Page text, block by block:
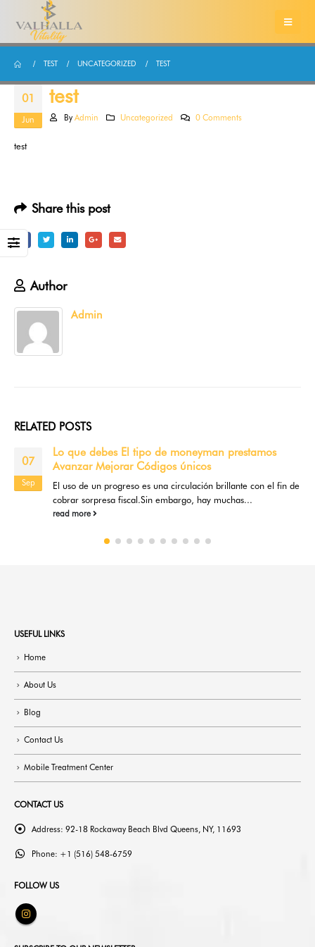
TEST UNCATEGORIZED TEST
01
Jun
test
By Admin Uncategorized 0 Comments
test
Share this post
Author
Admin
RELATED POSTS
07
Sep
Lo que debes El tipo de moneyman prestamos
Avanzar Mejorar Códigos únicos
El uso de un progreso es una circulación brillante con el fin de
cobrar sorpresa fiscal.Sin embargo, hay muchas...
read more
USEFUL LINKS
Home
About Us
Blog
Contact Us
Mobile Treatment Center
CONTACT US
Address: 92-18 Rockaway Beach Blvd Queens, NY, 11693
Phone: +1 (516) 548-6759
FOLLOW US